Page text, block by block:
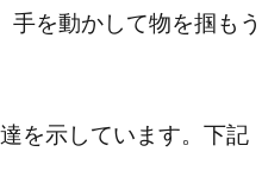
を動かして物を掴もう
を示しています。下記